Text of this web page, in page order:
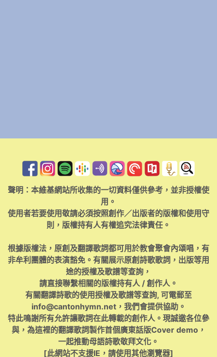
聲明：本維基網站所收集的一切資料僅供參考，並非授權使
用。
使用者若要使用敬請必須按照創作／出版者的版權和使用守
則，版權持有人有權追究法律責任。
根據版權法，原創及翻譯歌詞都可用於教會聚會內頌唱，有
非牟利團體的表演豁免。有關展示原創詩歌歌詞，出版等用
途的授權及歌譜等查詢，
請直接聯繫相關的版權持有人 / 創作人。
有關翻譯詩歌的使用授權及歌譜等查詢, 可電郵至
info@cantonhymn.net，我們會提供協助。
特此鳴謝所有允許讓歌詞在此轉載的創作人。現誠邀各位參
與，為這裡的翻譯歌詞製作首個廣東話版Cover demo，
一起推動母語詩歌敬拜文化。
[此網站不支援IE，請使用其他瀏覽器]